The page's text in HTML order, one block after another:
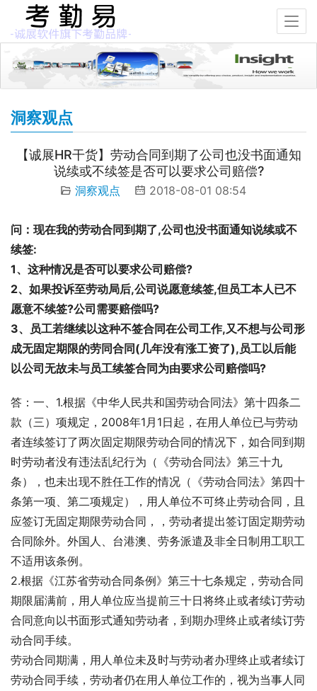
洞察观点
【诚展HR干货】劳动合同到期了公司也没书面通知
说续或不续签是否可以要求公司赔偿?
洞察观点 2018-08-01 08:54
问：现在我的劳动合同到期了,公司也没书面通知说续或不
续签:
1、这种情况是否可以要求公司赔偿?
2、如果投诉至劳动局后,公司说愿意续签,但员工本人已不
愿意不续签?公司需要赔偿吗?
3、员工若继续以这种不签合同在公司工作,又不想与公司形
成无固定期限的劳同合同(几年没有涨工资了),员工以后能
以公司无故未与员工续签合同为由要求公司赔偿吗?
答：一、1.根据《中华人民共和国劳动合同法》第十四条二
款（三）项规定，2008年1月1日起，在用人单位已与劳动
者连续签订了两次固定期限劳动合同的情况下，如合同到期
时劳动者没有违法乱纪行为（《劳动合同法》第三十九
条），也未出现不胜任工作的情况（《劳动合同法》第四十
条第一项、第二项规定），用人单位不可终止劳动合同，且
应签订无固定期限劳动合同，，劳动者提出签订固定期劳动
合同除外。外国人、台港澳、劳务派遣及非全日制用工职工
不适用该条例。
2.根据《江苏省劳动合同条例》第三十七条规定，劳动合同
期限届满前，用人单位应当提前三十日将终止或者续订劳动
合同意向以书面形式通知劳动者，到期办理终止或者续订劳
动合同手续。
劳动合同期满，用人单位未及时与劳动者办理终止或者续订
劳动合同手续，劳动者仍在用人单位工作的，视为当事人同